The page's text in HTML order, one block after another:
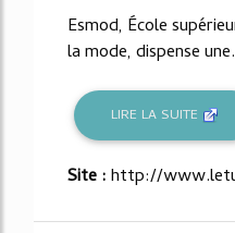
Esmod, École
la mode, dispense
LIRE LA SUITE
Site :http://